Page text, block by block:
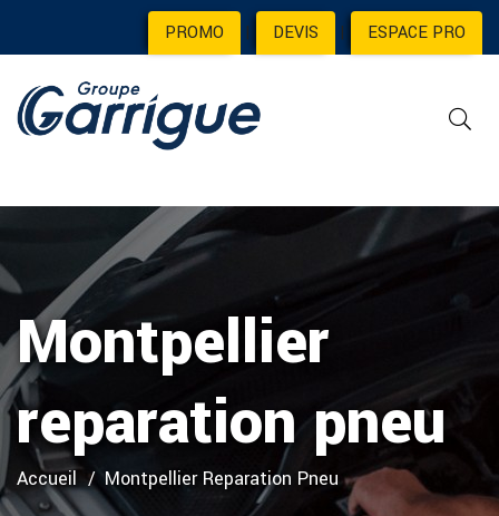
PROMO | DEVIS | ESPACE PRO
Montpellier
reparation pneu
Accueil Montpellier Reparation Pneu